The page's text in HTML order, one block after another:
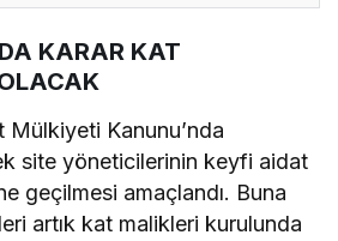
KARAR KAT
Mülkiyeti Kanunu’nda
site yöneticilerinin keyfi aidat
geçilmesi amaçlandı. Buna
artık kat malikleri kurulunda